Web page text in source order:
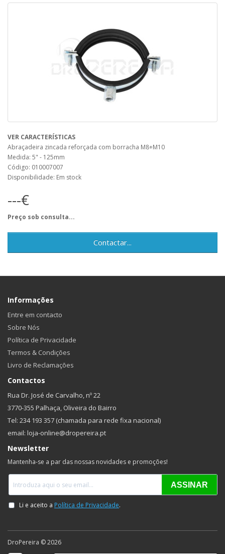
VER CARACTERÍSTICAS
Abraçadeira zincada reforçada com borracha M8+M10
Medida: 5" - 125mm
Código: 010007007
Disponibilidade: Em stock
---€
Preço sob consulta...
Contactar...
Informações
Entre em contacto
Sobre Nós
Política de Privacidade
Termos & Condições
Livro de Reclamações
Contactos
Rua Dr. José de Carvalho, nº 22
3770-355 Palhaça, Oliveira do Bairro
Tel: 234 193 357 (chamada para rede fixa nacional)
email: loja-online@dropereira.pt
Newsletter
Mantenha-se a par das nossas novidades e promoções!
DroPereira © 2026